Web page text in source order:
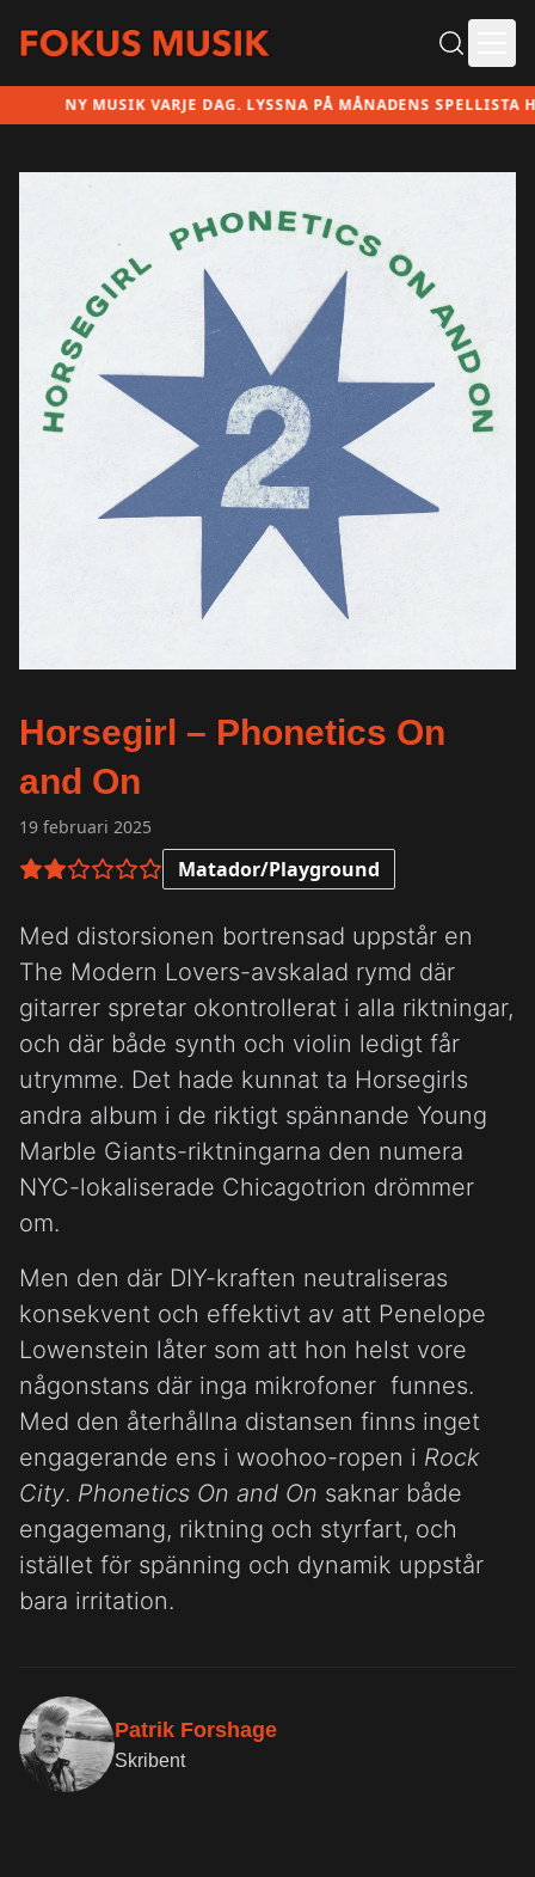
NY MUSIK VARJE DAG. LYSSNA PÅ MÅNADENS SPELLISTA HÄR!
Horsegirl – Phonetics On
and On
19 februari 2025
2 av 6 i betyg Matador/Playground
Med distorsionen bortrensad uppstår en
The Modern Lovers-avskalad rymd där
gitarrer spretar okontrollerat i alla riktningar,
och där både synth och violin ledigt får
utrymme. Det hade kunnat ta Horsegirls
andra album i de riktigt spännande Young
Marble Giants-riktningarna den numera
NYC-lokaliserade Chicagotrion drömmer
om.
Men den där DIY-kraften neutraliseras
konsekvent och effektivt av att Penelope
Lowenstein låter som att hon helst vore
någonstans där inga mikrofoner funnes.
Med den återhållna distansen finns inget
engagerande ens i woohoo-ropen i Rock
City. Phonetics On and On saknar både
engagemang, riktning och styrfart, och
istället för spänning och dynamik uppstår
bara irritation.
Patrik Forshage
Skribent